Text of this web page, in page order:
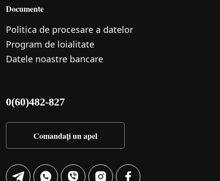
Documente
Politica de procesare a datelor
Program de loialitate
Datele noastre bancare
0(60)482-827
Comandați un apel